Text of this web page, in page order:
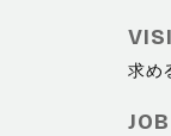
求め
JOB